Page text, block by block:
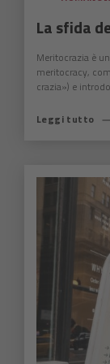
La sfida
Meritocrazia è
meritocracy,
crazia») e
Leggi tutto